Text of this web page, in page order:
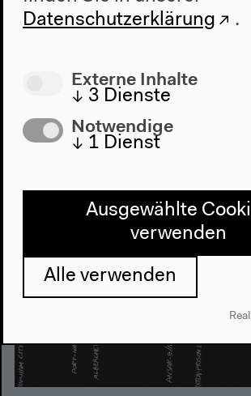
Konzerte
Freitag 2.10.2015
10–19h
Datenschutzerklärung
.
Externe Inhalte
↓ 3 Dienste
Notwendige
↓ 1 Dienst
Ausgewählte
verwenden
Alle verwenden